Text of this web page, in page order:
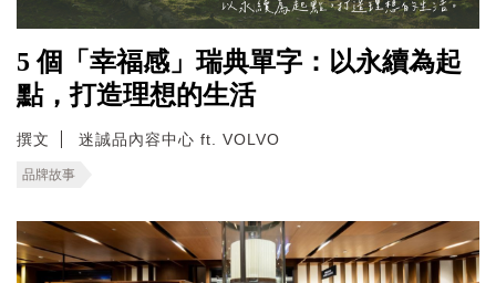
5 個「幸福感」瑞典單字：以永續為起
點，打造理想的生活
撰文 迷誠品內容中心 ft. VOLVO
品牌故事